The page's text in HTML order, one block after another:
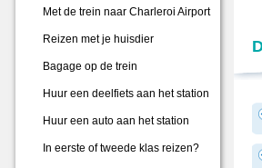
Met de trein naar Charleroi Airport
Reizen met je huisdier
Bagage op de trein
Huur een deelfiets aan het station
Huur een auto aan het station
In eerste of tweede klas reizen?